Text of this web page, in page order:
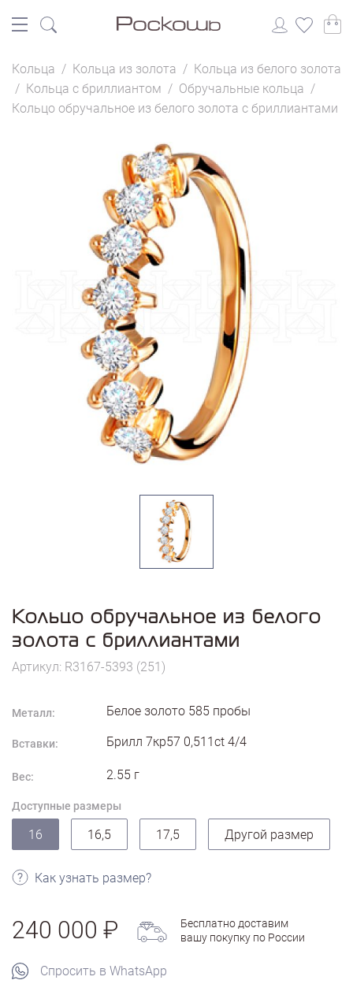
Кольца / Кольца из золота / Кольца из белого золота
/ Кольца с бриллиантом / Обручальные кольца /
Кольцо обручальное из белого золота с бриллиантами
Кольцо обручальное из белого
золота с бриллиантами
Артикул: R3167-5393 (251)
Металл: Белое золото 585 пробы
Вставки: Брилл 7кр57 0,511ct 4/4
Вес: 2.55 г
Доступные размеры
16 16,5 17,5 Другой размер
Как узнать размер?
240 000
Бесплатно доставим
вашу покупку по России
Спросить в WhatsApp